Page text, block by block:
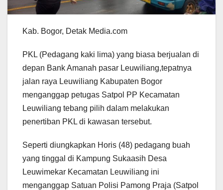
Kab. Bogor, Detak Media.com
PKL (Pedagang kaki lima) yang biasa berjualan di
depan Bank Amanah pasar Leuwiliang,tepatnya
jalan raya Leuwiliang Kabupaten Bogor
menganggap petugas Satpol PP Kecamatan
Leuwiliang tebang pilih dalam melakukan
penertiban PKL di kawasan tersebut.
Seperti diungkapkan Horis (48) pedagang buah
yang tinggal di Kampung Sukaasih Desa
Leuwimekar Kecamatan Leuwiliang ini
menganggap Satuan Polisi Pamong Praja (Satpol